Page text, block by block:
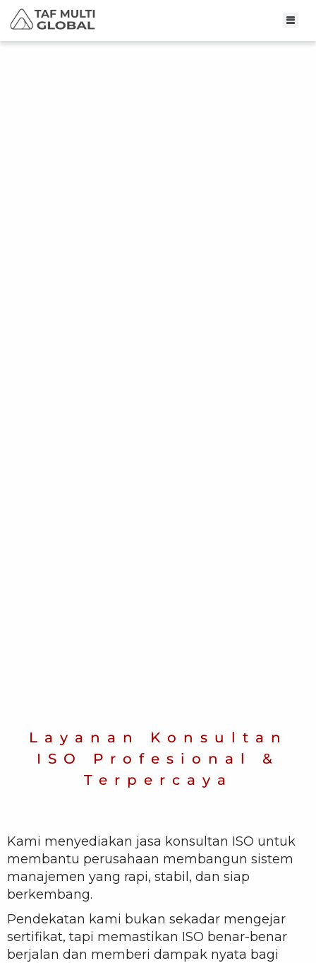
Layanan Konsultan
ISO Profesional &
Terpercaya
Kami menyediakan jasa konsultan ISO untuk
membantu perusahaan membangun sistem
manajemen yang rapi, stabil, dan siap
berkembang.
Pendekatan kami bukan sekadar mengejar
sertifikat, tapi memastikan ISO benar-benar
berjalan dan memberi dampak nyata bagi